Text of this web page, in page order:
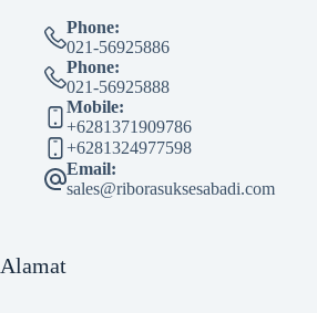
Phone:
021-56925886
Phone:
021-56925888
Mobile:
+6281371909786
+6281324977598
Email:
sales@riborasuksesabadi.com
Alamat